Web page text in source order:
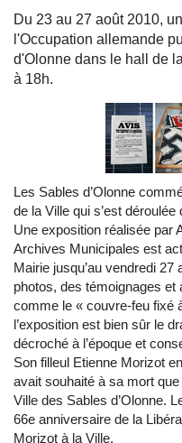
Du 23 au 27 août 2010,
l'Occupation allemande
d'Olonne dans le hall de
à 18h.
Les Sables d’Olonne
de la Ville qui s’est
Une exposition réalisée par
Archives Municipales est
Mairie jusqu’au vendredi
photos, des témoignages et
comme le « couvre-feu fixé
l’exposition est bien sûr le
décroché à l’époque et
Son filleul Etienne Morizot
avait souhaité à sa mort
Ville des Sables d’Olonne.
66e anniversaire de la
Morizot à la Ville.